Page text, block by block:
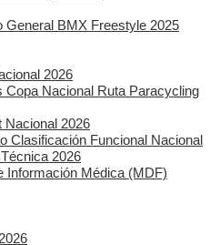
General BMX Freestyle 2025
2026
Copa Nacional Ruta Paracycling
Nacional 2026
Clasificación Funcional Nacional
2026
Información Médica (MDF)